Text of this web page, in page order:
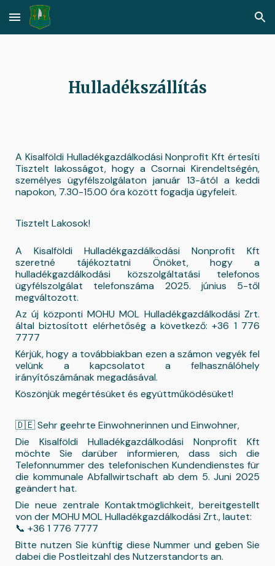
Skip to main content Skip to navigation
Hulladékszállítás
A Kisalföldi Hulladékgazdálkodási Nonprofit Kft értesíti
Tisztelt lakosságot, hogy a Csornai Kirendeltségén,
személyes ügyfélszolgálaton január 13-ától a keddi
napokon, 7.30-15.00 óra között fogadja ügyfeleit.
Tisztelt Lakosok!
A Kisalföldi Hulladékgazdálkodási Nonprofit Kft
szeretné tájékoztatni Önöket, hogy a
hulladékgazdálkodási közszolgáltatási telefonos
ügyfélszolgálat telefonszáma 2025. június 5-től
megváltozott.
Az új központi MOHU MOL Hulladékgazdálkodási Zrt.
által biztosított elérhetőség a következő: +36 1 776
7777
Kérjük, hogy a továbbiakban ezen a számon vegyék fel
velünk a kapcsolatot a felhasználóhely
irányítószámának megadásával.
Köszönjük megértésüket és együttműködésüket!
🇩🇪 Sehr geehrte Einwohnerinnen und Einwohner,
Die Kisalföldi Hulladékgazdálkodási Nonprofit Kft
möchte Sie darüber informieren, dass sich die
Telefonnummer des telefonischen Kundendienstes für
die kommunale Abfallwirtschaft ab dem 5. Juni 2025
geändert hat.
Die neue zentrale Kontaktmöglichkeit, bereitgestellt
von der MOHU MOL Hulladékgazdálkodási Zrt., lautet:
📞 +36 1 776 7777
Bitte nutzen Sie künftig diese Nummer und geben Sie
dabei die Postleitzahl des Nutzerstandorts an.